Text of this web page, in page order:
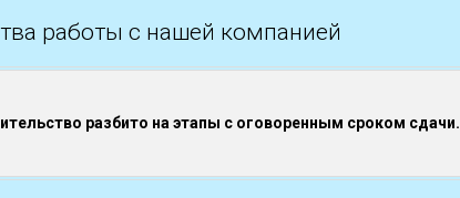
работы с нашей компанией
разбито на этапы с оговоренным сроком сдачи.